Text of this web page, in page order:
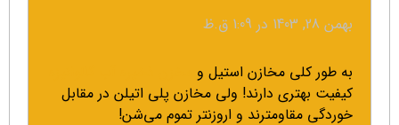
بهمن 28, 1403 در 1:09 ق.ظ
به طور کلی مخازن استیل و
کیفیت بهتری دارند! ولی مخازن پلی اتیلن در مقابل
خوردگی مقاومترند و اروزنتر تموم می‌شن!